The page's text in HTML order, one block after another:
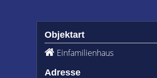
Objektart
Einfamilienhaus
Adresse